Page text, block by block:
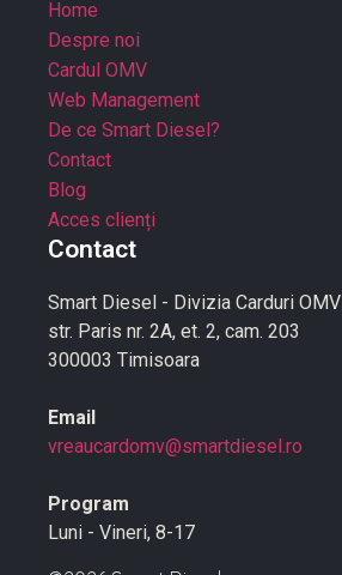
Home
Despre noi
Cardul OMV
Web Management
De ce Smart Diesel?
Contact
Blog
Acces clienți
Contact
Smart Diesel - Divizia Carduri OMV
str. Paris nr. 2A, et. 2, cam. 203
300003 Timisoara
Email
vreaucardomv@smartdiesel.ro
Program
Luni - Vineri, 8-17